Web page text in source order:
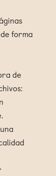
forma
de